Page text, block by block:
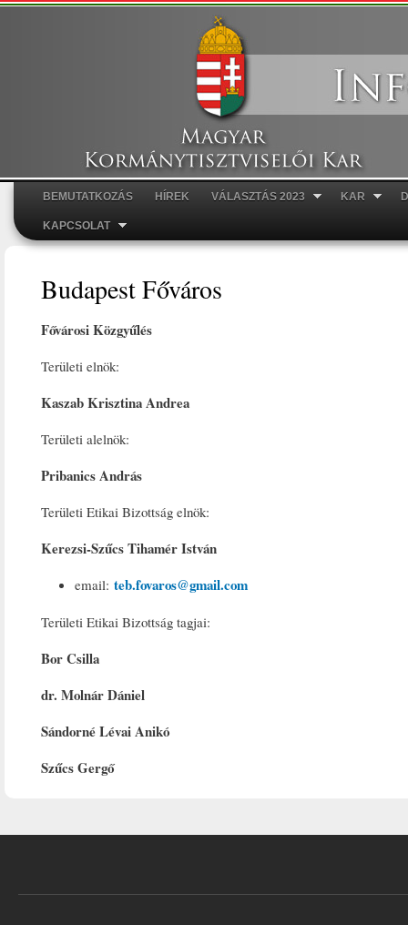
Főmenü
BEMUTATKOZÁS HÍREK VÁLASZTÁS 2023 KAR
KAPCSOLAT
Budapest Főváros
Fővárosi Közgyűlés
Területi elnök:
Kaszab Krisztina Andrea
Területi alelnök:
Pribanics András
Területi Etikai Bizottság elnök:
Kerezsi-Szűcs Tihamér István
email:teb.fovaros@gmail.com
Területi Etikai Bizottság tagjai:
Bor Csilla
dr. Molnár Dániel
Sándorné Lévai Anikó
Szűcs Gergő